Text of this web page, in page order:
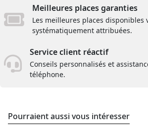
Meilleures places garanties
Les meilleures places disponibles
systématiquement attribuées.
Service client réactif
Conseils personnalisés et
téléphone.
Pourraient aussi vous intéresser